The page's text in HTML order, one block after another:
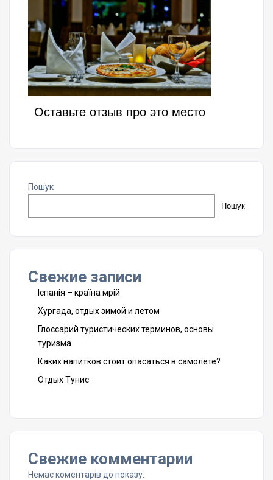
Оставьте отзыв про это место
Пошук
Пошук
Свежие записи
Іспанія – країна мрій
Хургада, отдых зимой и летом
Глоссарий туристических терминов, основы
туризма
Каких напитков стоит опасаться в самолете?
Отдых Тунис
Свежие комментарии
Немає коментарів до показу.